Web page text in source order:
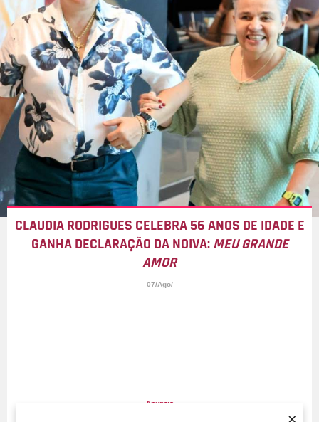
CLAUDIA RODRIGUES CELEBRA 56 ANOS DE IDADE E
GANHA DECLARAÇÃO DA NOIVA:MEU GRANDE
AMOR
07/Ago/